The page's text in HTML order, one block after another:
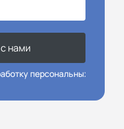
нами
персональных